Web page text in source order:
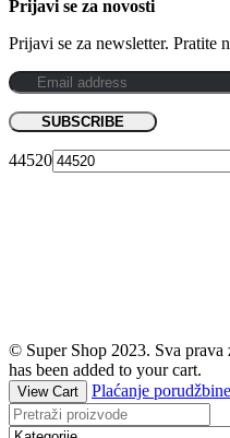
Prijavi se za novosti
Prijavi se za newsletter. Pratite
44520
© Super Shop 2023. Sva prava
has been added to your cart.
View Cart Plaćanje porudžbine